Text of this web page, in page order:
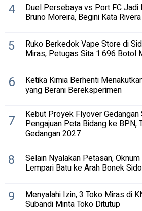
4 Duel Persebaya vs Port FC Jadi
Bruno Moreira, Begini Kata Rivera
5 Ruko Berkedok Vape Store di
Miras, Petugas Sita 1.696 Botol
6 Ketika Kimia Berhenti
yang Berani Bereksperimen
7 Kebut Proyek Flyover
Pengajuan Peta Bidang ke BPN,
Gedangan 2027
8 Selain Nyalakan Petasan,
Lempari Batu ke Arah Bonek
9 Menyalahi Izin, 3 Toko Miras di
Subandi Minta Toko Ditutup